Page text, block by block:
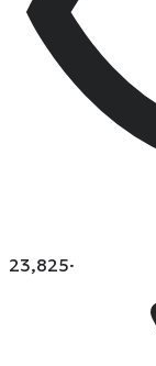
23,825·